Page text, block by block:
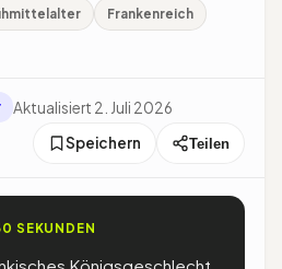
Frankenreich
Aktualisiert 2. Juli 2026
Speichern
Teilen
SEKUNDEN